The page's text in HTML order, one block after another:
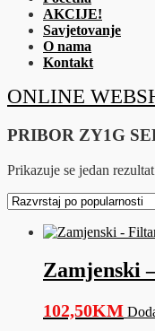
AKCIJE!
Savjetovanje
O nama
Kontakt
ONLINE
PRIBOR ZY1G
Prikazuje se jedan rezultat
Zamjenski
102,50KM